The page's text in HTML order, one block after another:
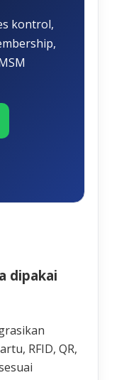
kontrol,
dipakai
RFID, QR,